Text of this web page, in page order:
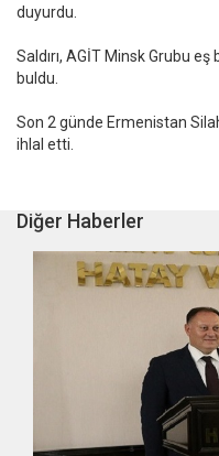
duyurdu.
Saldırı, AGİT Minsk Grubu
buldu.
Son 2 günde Ermenistan
ihlal etti.
Diğer Haberler